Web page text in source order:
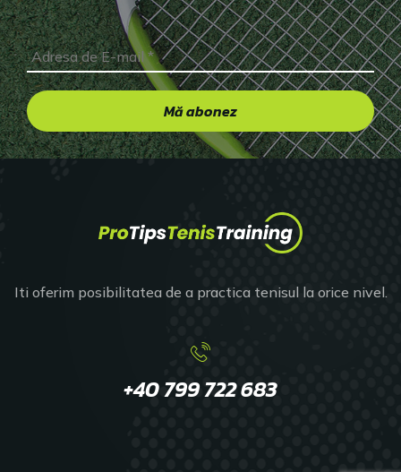
Iti oferim posibilitatea de a practica tenisul la orice nivel.
+40 799 722 683